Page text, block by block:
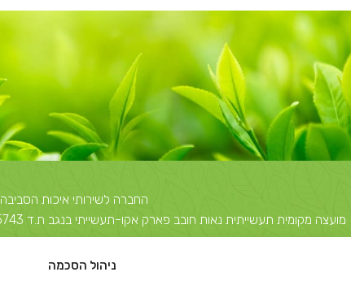
ניהול הסכמה
החברה לשירותי איכות הסביבה
מועצה מקומית תעשייתית נאות חובב פארק אקו-תעשייתי בנגב ת.ד 5743, באר שבע 84156 טל: 08-6503700